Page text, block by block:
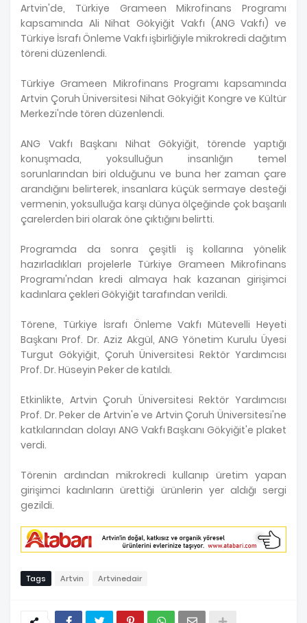
Artvin'de, Türkiye Grameen Mikrofinans Programı
kapsamında Ali Nihat Gökyiğit Vakfı (ANG Vakfı) ve
Türkiye İsrafı Önleme Vakfı işbirliğiyle mikrokredi dağıtım
töreni düzenlendi.
Türkiye Grameen Mikrofinans Programı kapsamında
Artvin Çoruh Üniversitesi Nihat Gökyiğit Kongre ve Kültür
Merkezi'nde tören düzenlendi.
ANG Vakfı Başkanı Nihat Gökyiğit, törende yaptığı
konuşmada, yoksulluğun insanlığın temel
sorunlarından biri olduğunu ve buna her zaman çare
arandığını belirterek, insanlara küçük sermaye desteği
vermenin, yoksulluğa karşı dünya ölçeğinde çok başarılı
çarelerden biri olarak öne çıktığını belirtti.
Programda da sonra çeşitli iş kollarına yönelik
hazırladıkları projelerle Türkiye Grameen Mikrofinans
Programı'ndan kredi almaya hak kazanan girişimci
kadınlara çekleri Gökyiğit tarafından verildi.
Törene, Türkiye İsrafı Önleme Vakfı Mütevelli Heyeti
Başkanı Prof. Dr. Aziz Akgül, ANG Yönetim Kurulu Üyesi
Turgut Gökyiğit, Çoruh Üniversitesi Rektör Yardımcısı
Prof. Dr. Hüseyin Peker de katıldı.
Etkinlikte, Artvin Çoruh Üniversitesi Rektör Yardımcısı
Prof. Dr. Peker de Artvin'e ve Artvin Çoruh Üniversitesi'ne
katkılarından dolayı ANG Vakfı Başkanı Gökyiğit'e plaket
verdi.
Törenin ardından mikrokredi kullanıp üretim yapan
girişimci kadınların ürettiği ürünlerin yer aldığı sergi
gezildi.
Tags Artvin Artvinedair